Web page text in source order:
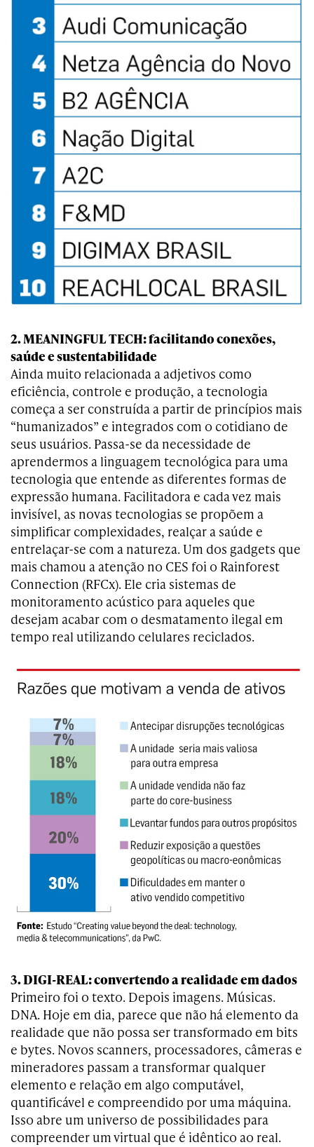
2. MEANINGFUL TECH: facilitando conexões,
saúde e sustentabilidade
Ainda muito relacionada a adjetivos como
eficiência, controle e produção, a tecnologia
começa a ser construída a partir de princípios mais
“humanizados” e integrados com o cotidiano de
seus usuários. Passa-se da necessidade de
aprendermos a linguagem tecnológica para uma
tecnologia que entende as diferentes formas de
expressão humana. Facilitadora e cada vez mais
invisível, as novas tecnologias se propõem a
simplificar complexidades, realçar a saúde e
entrelaçar-se com a natureza. Um dos gadgets que
mais chamou a atenção no CES foi o Rainforest
Connection (RFCx). Ele cria sistemas de
monitoramento acústico para aqueles que
desejam acabar com o desmatamento ilegal em
tempo real utilizando celulares reciclados.
3. DIGI-REAL: convertendo a realidade em dados
Primeiro foi o texto. Depois imagens. Músicas.
DNA. Hoje em dia, parece que não há elemento da
realidade que não possa ser transformado em bits
e bytes. Novos scanners, processadores, câmeras e
mineradores passam a transformar qualquer
elemento e relação em algo computável,
quantificável e compreendido por uma máquina.
Isso abre um universo de possibilidades para
compreender um virtual que é idêntico ao real.